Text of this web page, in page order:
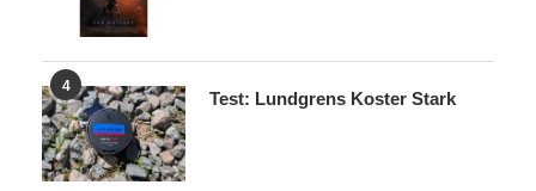
4
Test: Lundgrens Koster Stark